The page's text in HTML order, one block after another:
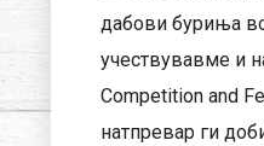
дабови буриња
учествувавме и
Competition and
натпревар ги